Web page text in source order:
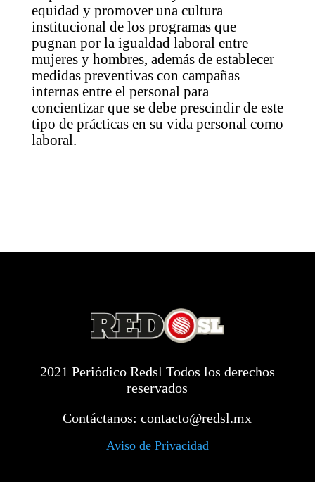
equidad y promover una cultura
institucional de los programas que
pugnan por la igualdad laboral entre
mujeres y hombres, además de establecer
medidas preventivas con campañas
internas entre el personal para
concientizar que se debe prescindir de este
tipo de prácticas en su vida personal como
laboral.
2021 Periódico Redsl Todos los derechos
reservados
Contáctanos:contacto@redsl.mx
Aviso de Privacidad